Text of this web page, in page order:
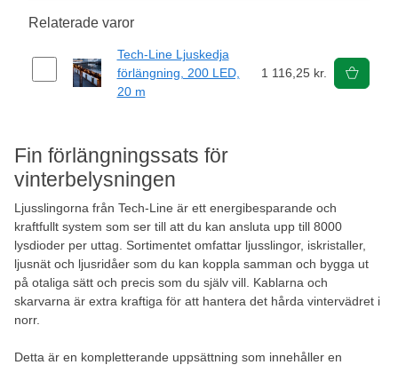
Fin förlängningssats för
vinterbelysningen
Ljusslingorna från Tech-Line är ett energibesparande och
kraftfullt system som ser till att du kan ansluta upp till 8000
lysdioder per uttag. Sortimentet omfattar ljusslingor, iskristaller,
ljusnät och ljusridåer som du kan koppla samman och bygga ut
på otaliga sätt och precis som du själv vill. Kablarna och
skarvarna är extra kraftiga för att hantera det hårda vintervädret i
norr.
Detta är en kompletterande uppsättning som innehåller en
Relaterade varor
Tech-Line Ljuskedja
förlängning, 200 LED,
20 m
1 116,25 kr.